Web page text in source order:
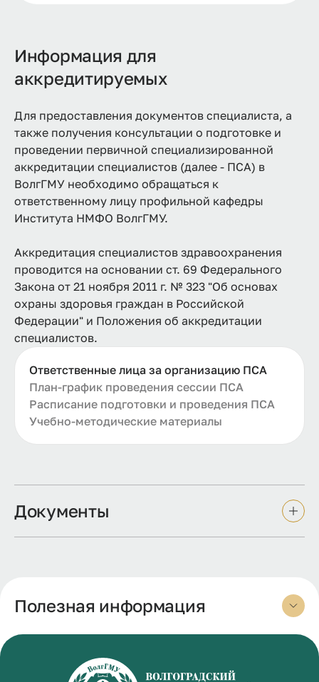
Информация для
аккредитируемых
Для предоставления документов специалиста, а
также получения консультации о подготовке и
проведении первичной специализированной
аккредитации специалистов (далее - ПСА) в
ВолгГМУ необходимо обращаться к
ответственному лицу профильной кафедры
Института НМФО ВолгГМУ.
Аккредитация специалистов здравоохранения
проводится на основании ст. 69 Федерального
Закона от 21 ноября 2011 г. № 323 "Об основах
охраны здоровья граждан в Российской
Федерации" и Положения об аккредитации
специалистов.
Ответственные лица за организацию ПСА
План-график проведения сессии ПСА
Расписание подготовки и проведения ПСА
Учебно-методические материалы
Документы
Полезная информация